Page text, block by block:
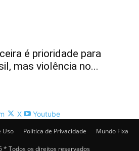
é prioridade para
mas violência no...
X
Youtube
Uso Política de Privacidade Mundo Fixa
* Todos os direitos reservados